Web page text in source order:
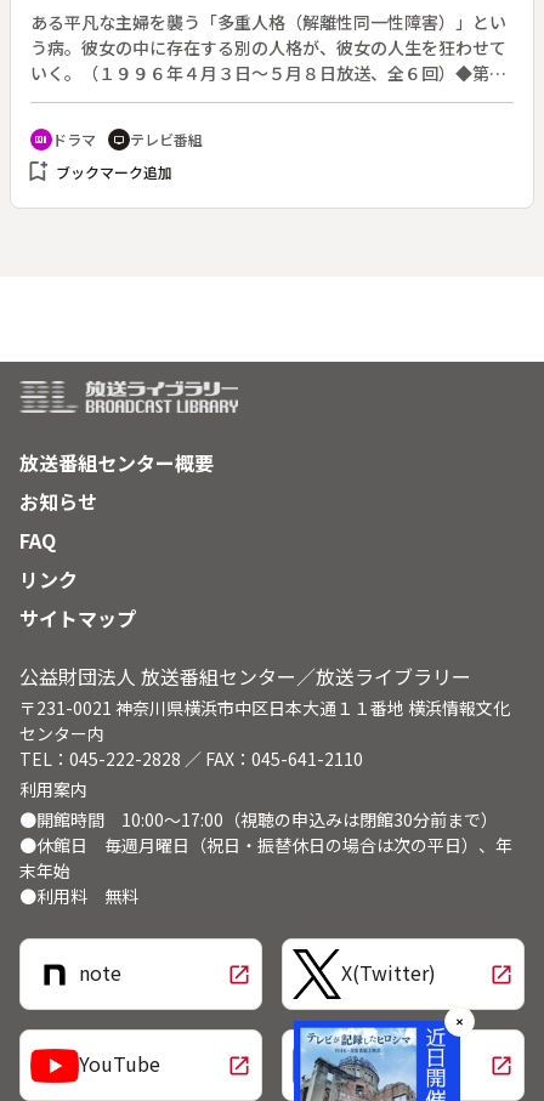
ある平凡な主婦を襲う「多重人格（解離性同一性障害）」とい
う病。彼女の中に存在する別の人格が、彼女の人生を狂わせて
いく。（１９９６年４月３日～５月８日放送、全６回）◆第三
章。精神科医の本堂（細川俊之）が市子（大竹しのぶ）の中の
「直美」に、娘・さやかの首を絞めた理由を聞く。すると、
「直美」は「テリー」という別の人格の仕業だと答えた。「テ
リー」は残忍凶暴な性格だと言う。我に返り、話を聞いた市子
recent_actors ドラマ tv テレビ番組
bookmark_add ブックマーク追加
放送番組センター概要
お知らせ
FAQ
リンク
サイトマップ
公益財団法人 放送番組センター／放送ライブラリー
〒231-0021 神奈川県横浜市中区日本大通１１番地 横浜情報文化
センター内
TEL：045-222-2828 ／ FAX：045-641-2110
利用案内
●開館時間 10:00～17:00（視聴の申込みは閉館30分前まで）
●休館日 毎週月曜日（祝日・振替休日の場合は次の平日）、年
末年始
●利用料 無料
note open_in_new X(Twitter) open_in_new
YouTube open_in_new LINE open_in_new
✕